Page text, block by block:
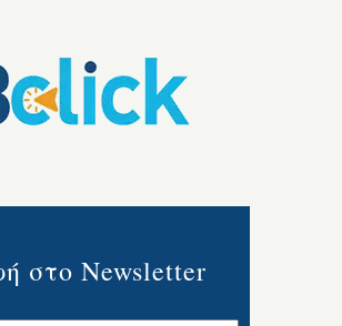
στο Newsletter